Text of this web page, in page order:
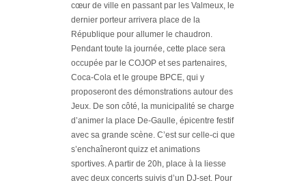
cœur de ville en passant par les Valmeux, le
dernier porteur arrivera place de la
République pour allumer le chaudron.
Pendant toute la journée, cette place sera
occupée par le COJOP et ses partenaires,
Coca-Cola et le groupe BPCE, qui y
proposeront des démonstrations autour des
Jeux. De son côté, la municipalité se charge
d’animer la place De-Gaulle, épicentre festif
avec sa grande scène. C’est sur celle-ci que
s’enchaîneront quizz et animations
sportives. A partir de 20h, place à la liesse
avec deux concerts suivis d’un DJ-set. Pour